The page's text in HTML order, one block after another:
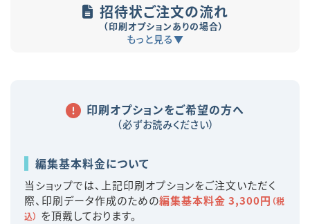
招待状ご注文の流れ
（印刷オプションありの場合）
印刷オプションをご希望の方へ
（必ずお読みください）
編集基本料金について
当ショップでは、上記印刷オプションをご注文いただく
際、印刷データ作成のための編集基本料金 3,300円 （税
込） を頂戴しております。